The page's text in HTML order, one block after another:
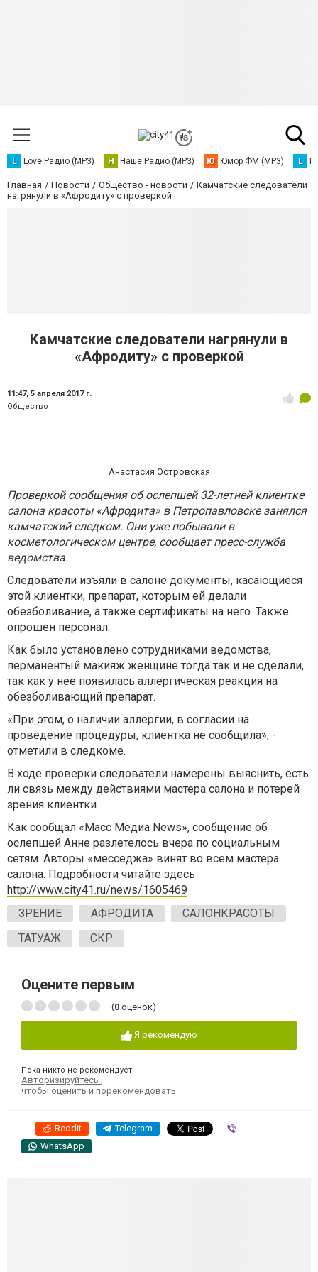
L Love Радио (MP3) Н Наше Радио (MP3) Ю Юмор ФМ (MP3) L
Главная Новости Общество - новости
Камчатские следователи
нагрянули в «Афродиту» с проверкой
Камчатские следователи нагрянули в
«Афродиту» с проверкой
11:47, 5 апреля 2017 г.
Общество
Анастасия Островская
Проверкой сообщения об ослепшей 32-летней клиентке
салона красоты «Афродита» в Петропавловске занялся
камчатский следком. Они уже побывали в
косметологическом центре, сообщает пресс-служба
ведомства.
Следователи изъяли в салоне документы, касающиеся
этой клиентки, препарат, которым ей делали
обезболивание, а также сертификаты на него. Также
опрошен персонал.
Как было установлено сотрудниками ведомства,
перманентый макияж женщине тогда так и не сделали,
так как у нее появилась аллергическая реакция на
обезболивающий препарат.
«При этом, о наличии аллергии, в согласии на
проведение процедуры, клиентка не сообщила», -
отметили в следкоме.
В ходе проверки следователи намерены выяснить, есть
ли связь между действиями мастера салона и потерей
зрения клиентки.
Как сообщал «Масс Медиа News», сообщение об
ослепшей Анне разлетелось вчера по социальным
сетям. Авторы «месседжа» винят во всем мастера
салона. Подробности читайте здесь
http://www.city41.ru/news/1605469
ЗРЕНИЕ
АФРОДИТА
САЛОНКРАСОТЫ
ТАТУАЖ
СКР
Оцените первым
(0 оценок)
Я рекомендую
Пока никто не рекомендует
Авторизируйтесь
чтобы оценить и порекомендовать
Reddit Telegram
WhatsApp